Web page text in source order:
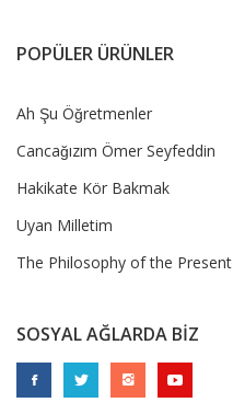
POPÜLER ÜRÜNLER
Ah Şu Öğretmenler
Cancağızım Ömer Seyfeddin
Hakikate Kör Bakmak
Uyan Milletim
The Philosophy of the Present
SOSYAL AĞLARDA BİZ